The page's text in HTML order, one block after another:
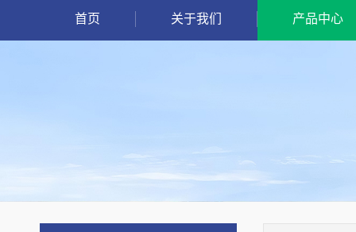
首页 关于我们 产品中心